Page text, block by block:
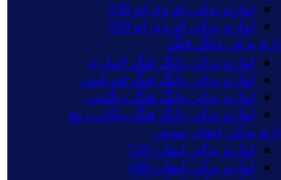
لوازم یدکی ام وی ام 530
لوازم یدکی ام وی ام 550
یدکی دانگ فنگ
لوازم یدکی دانگ فنگ لاماری
لوازم یدکی دانگ فنگ فیدیلیتی
لوازم یدکی دانگ فنگ دیگنیتی
لوازم یدکی دانگ فنگ پیکاپ ریچ
یدکی لیفان موتور
لوازم یدکی لیفان 520
لوازم یدکی لیفان x60